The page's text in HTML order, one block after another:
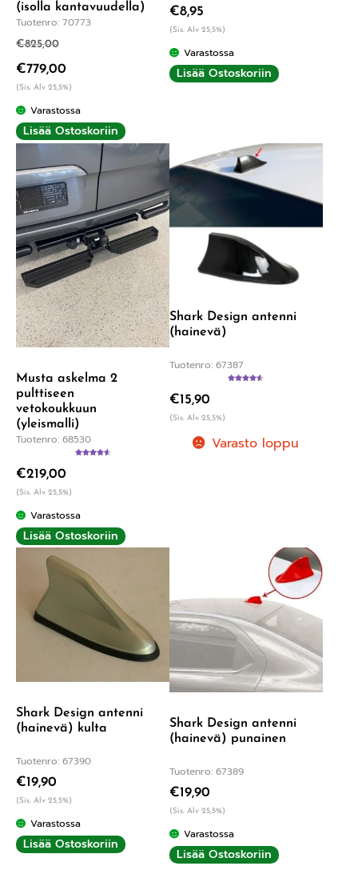
(isolla kantavuudella)
Tuotenro: 70773
€825,00
€779,00
(Sis. Alv 25,5%)
Varastossa
Lisää Ostoskoriin
€8,95
(Sis. Alv 25,5%)
Varastossa
Lisää Ostoskoriin
Musta askelma 2
pulttiseen
vetokoukkuun
(yleismalli)
Tuotenro: 68530
€219,00
(Sis. Alv 25,5%)
Varastossa
Lisää Ostoskoriin
Shark Design antenni
(hainevä)
Tuotenro: 67387
€15,90
(Sis. Alv 25,5%)
Varasto loppu
Shark Design antenni
(hainevä) kulta
Tuotenro: 67390
€19,90
(Sis. Alv 25,5%)
Varastossa
Lisää Ostoskoriin
Shark Design antenni
(hainevä) punainen
Tuotenro: 67389
€19,90
(Sis. Alv 25,5%)
Varastossa
Lisää Ostoskoriin